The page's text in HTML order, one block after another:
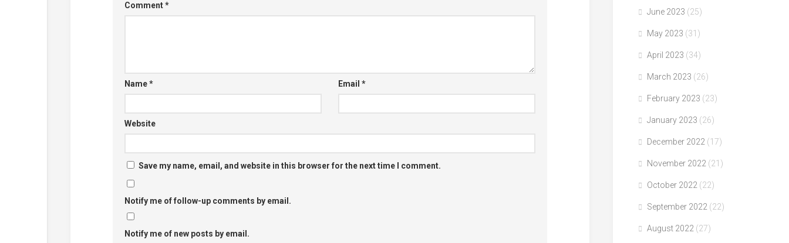
Comment*
Name* Email *
Website
Save my name, email, and website in this browser for the next time I comment.
Notify me of follow-up comments by email.
Notify me of new posts by email.
June 2023 (25)
May 2023 (31)
April 2023 (34)
March 2023 (26)
February 2023 (23)
January 2023 (26)
December 2022 (17)
November 2022 (21)
October 2022 (22)
September 2022 (22)
August 2022 (27)